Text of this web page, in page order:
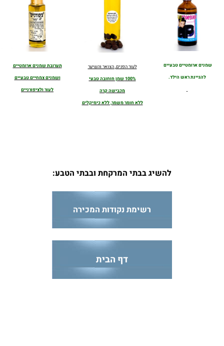
שמנים ארומטיים טבעיים
להגיינת ראש הילד.
לעור הפנים, הצואר והשיער
100% שמן חוחובה טבעי
מכבישה קרה
ללא חומר משמר, ללא כימיקלים
תערובת שמנים ארומטיים
ושמנים צמחיים טבעיים
לעור ולציפורניים
להשיג בבתי המרקחת ובבתי הטבע:
רשימת נקודות המכירה
דף הבית